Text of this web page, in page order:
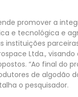
promover a
e tecnológica e
instituições
Ltda.,
“Ao final do
de algodão
o pesquisador.